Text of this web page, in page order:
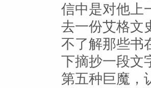
信中是对他上
去一份艾格文
不了解那些书
下摘抄一段文
第五种巨魔，